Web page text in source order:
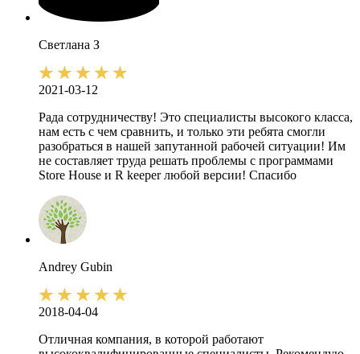
Светлана З
2021-03-12
Рада сотрудничеству! Это специалисты высокого класса,
нам есть с чем сравнить, и только эти ребята смогли
разобраться в нашей запутанной рабочей ситуации! Им
не составляет труда решать проблемы с программами
Store House и R keeper любой версии! Спасибо
Andrey Gubin
2018-04-04
Отличная компания, в которой работают